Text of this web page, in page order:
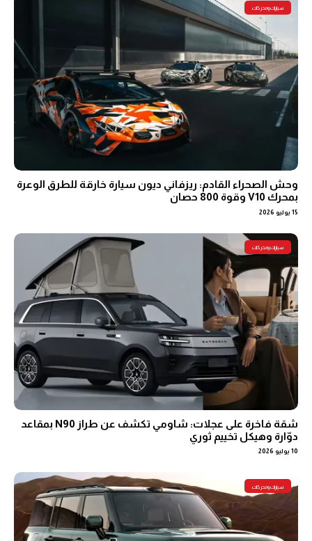
سيارات ومحركات
وحش الصحراء القادم: ريزفاني ديون سيارة خارقة للطرق الوعرة
بمحرك V10 وقوة 800 حصان
15 يوليو 2026
سيارات ومحركات
شقة فاخرة على عجلات: شاومي تكشف عن طراز N90 بمقاعد
دوّارة وهيكل تخييم ثوري
10 يوليو 2026
سيارات ومحركات